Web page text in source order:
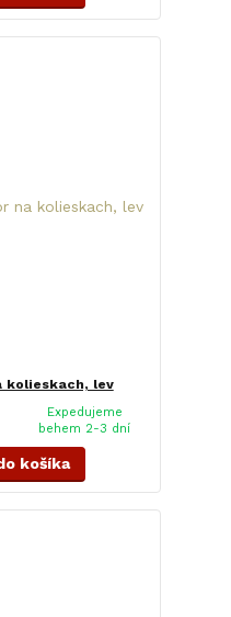
kolieskach, lev
Expedujeme
behem 2-3 dní
košíka